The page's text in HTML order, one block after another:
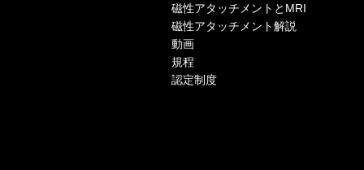
磁性アタッチメントとMRI
磁性アタッチメント解説
動画
規程
認定制度